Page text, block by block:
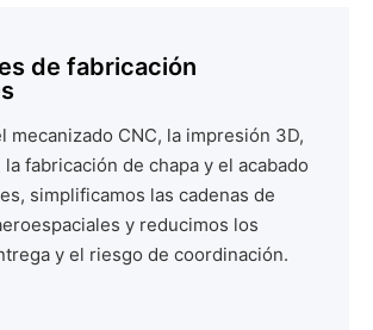
de fabricación
mecanizado CNC, la impresión 3D,
fabricación de chapa y el acabado
simplificamos las cadenas de
y reducimos los
y el riesgo de coordinación.